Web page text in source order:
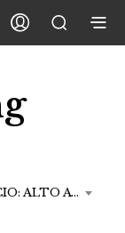
ORDENAR POR PRECIO: ALTO A BAJO